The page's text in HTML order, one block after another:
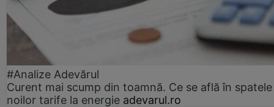
#Analize Adevărul
Curent mai scump din toamnă. Ce se află în spatele
noilor tarife la energie adevarul.ro